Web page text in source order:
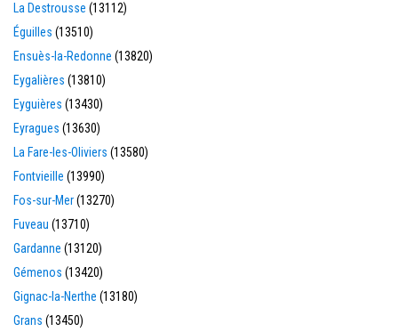
La Destrousse (13112)
Éguilles (13510)
Ensuès-la-Redonne (13820)
Eygalières (13810)
Eyguières (13430)
Eyragues (13630)
La Fare-les-Oliviers (13580)
Fontvieille (13990)
Fos-sur-Mer(13270)
Fuveau (13710)
Gardanne (13120)
Gémenos (13420)
Gignac-la-Nerthe (13180)
Grans (13450)